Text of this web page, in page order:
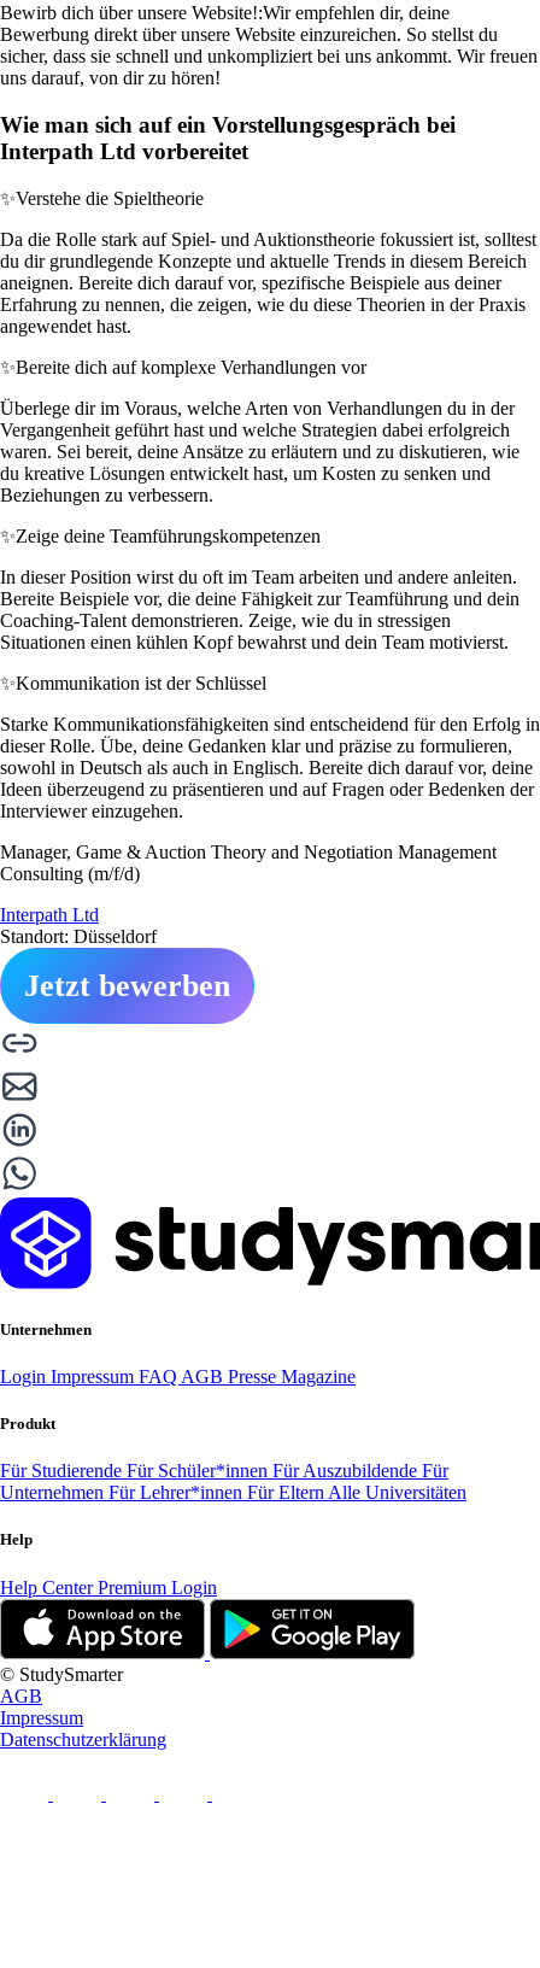
Bewirb dich über unsere Website!:Wir empfehlen dir, deine
Bewerbung direkt über unsere Website einzureichen. So stellst du
sicher, dass sie schnell und unkompliziert bei uns ankommt. Wir freuen
uns darauf, von dir zu hören!
Wie man sich auf ein Vorstellungsgespräch bei
Interpath Ltd vorbereitet
✨Verstehe die Spieltheorie
Da die Rolle stark auf Spiel- und Auktionstheorie fokussiert ist, solltest
du dir grundlegende Konzepte und aktuelle Trends in diesem Bereich
aneignen. Bereite dich darauf vor, spezifische Beispiele aus deiner
Erfahrung zu nennen, die zeigen, wie du diese Theorien in der Praxis
angewendet hast.
✨Bereite dich auf komplexe Verhandlungen vor
Überlege dir im Voraus, welche Arten von Verhandlungen du in der
Vergangenheit geführt hast und welche Strategien dabei erfolgreich
waren. Sei bereit, deine Ansätze zu erläutern und zu diskutieren, wie
du kreative Lösungen entwickelt hast, um Kosten zu senken und
Beziehungen zu verbessern.
✨Zeige deine Teamführungskompetenzen
In dieser Position wirst du oft im Team arbeiten und andere anleiten.
Bereite Beispiele vor, die deine Fähigkeit zur Teamführung und dein
Coaching-Talent demonstrieren. Zeige, wie du in stressigen
Situationen einen kühlen Kopf bewahrst und dein Team motivierst.
✨Kommunikation ist der Schlüssel
Starke Kommunikationsfähigkeiten sind entscheidend für den Erfolg in
dieser Rolle. Übe, deine Gedanken klar und präzise zu formulieren,
sowohl in Deutsch als auch in Englisch. Bereite dich darauf vor, deine
Ideen überzeugend zu präsentieren und auf Fragen oder Bedenken der
Interviewer einzugehen.
Manager, Game & Auction Theory and Negotiation Management
Consulting (m/f/d)
Interpath Ltd
Standort: Düsseldorf
Jetzt bewerben
Unternehmen
Login Impressum FAQ AGB Presse Magazine
Produkt
Für Studierende Für Schüler*innen Für Auszubildende Für
Unternehmen Für Lehrer*innen Für Eltern Alle Universitäten
Help
Help CenterPremium Login
© StudySmarter
AGB
Impressum
Datenschutzerklärung